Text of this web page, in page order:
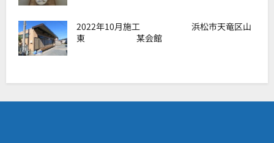
2022年10月施工 浜松市天竜区山
東 某会館